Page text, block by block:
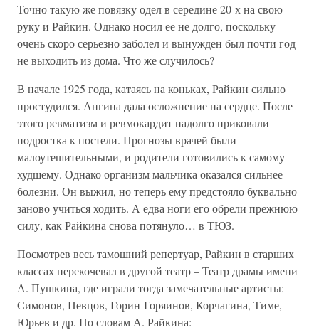
Точно такую же повязку одел в середине 20-х на свою
руку и Райкин. Однако носил ее не долго, поскольку
очень скоро серьезно заболел и вынужден был почти год
не выходить из дома. Что же случилось?
В начале 1925 года, катаясь на коньках, Райкин сильно
простудился. Ангина дала осложнение на сердце. После
этого ревматизм и ревмокардит надолго приковали
подростка к постели. Прогнозы врачей были
малоутешительными, и родители готовились к самому
худшему. Однако организм мальчика оказался сильнее
болезни. Он выжил, но теперь ему предстояло буквально
заново учиться ходить. А едва ноги его обрели прежнюю
силу, как Райкина снова потянуло… в ТЮЗ.
Посмотрев весь тамошний репертуар, Райкин в старших
классах перекочевал в другой театр – Театр драмы имени
А. Пушкина, где играли тогда замечательные артисты:
Симонов, Певцов, Горин-Горяинов, Корчагина, Тиме,
Юрьев и др. По словам А. Райкина: